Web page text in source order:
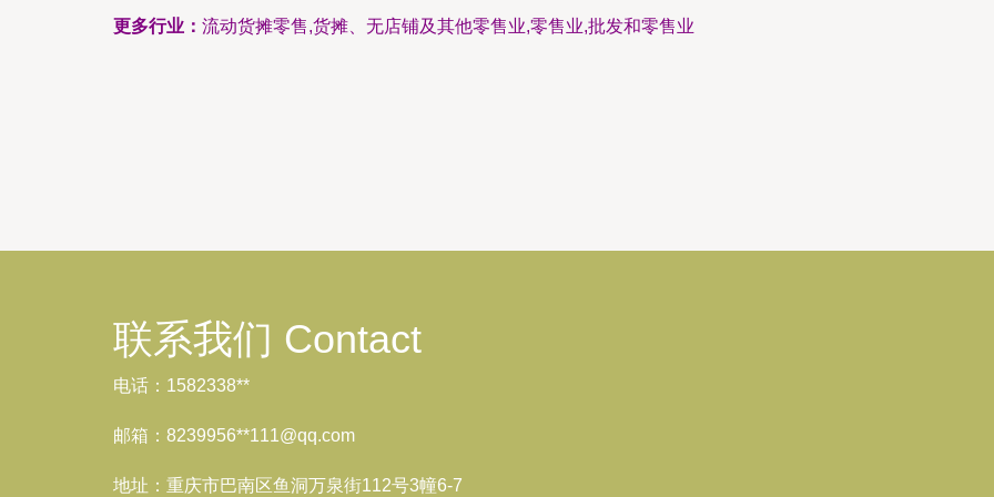
更多行业： 流动货摊零售,货摊、无店铺及其他零售业,零售业,批发和零售业
联系我们 Contact
电话：1582338**
邮箱：8239956**111@qq.com
地址：重庆市巴南区鱼洞万泉街112号3幢6-7